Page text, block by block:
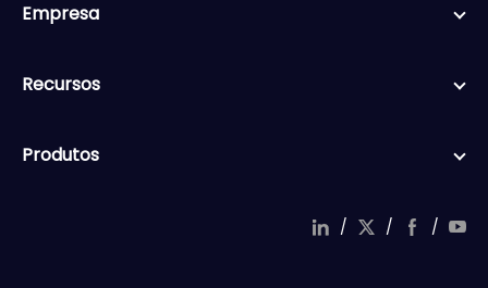
Empresa
Recursos
Produtos
/ / /